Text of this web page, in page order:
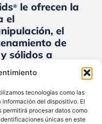
tecnologías como las
del dispositivo. El
procesar datos como
únicas en este
®le ofrecen la
el
el
de
sólidos a